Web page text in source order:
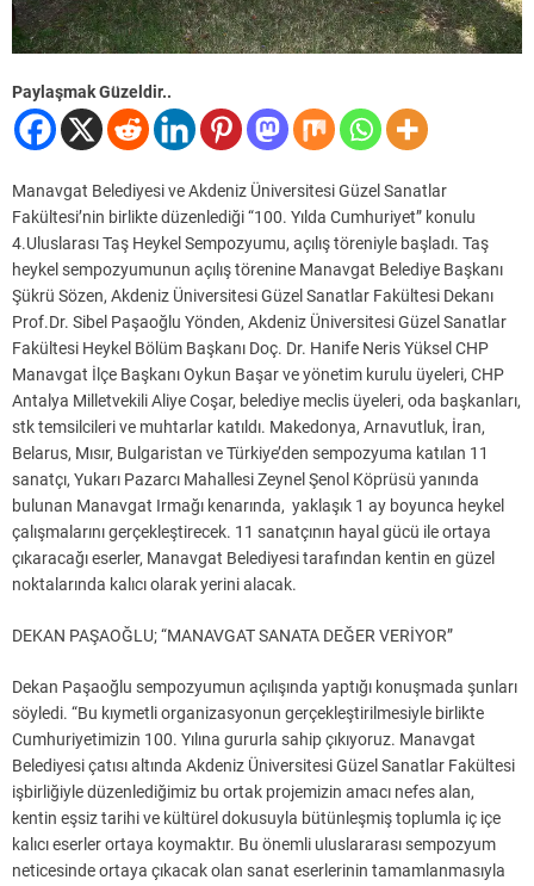
Paylaşmak Güzeldir..
Manavgat Belediyesi ve Akdeniz Üniversitesi Güzel Sanatlar
Fakültesi’nin birlikte düzenlediği “100. Yılda Cumhuriyet” konulu
4.Uluslarası Taş Heykel Sempozyumu, açılış töreniyle başladı. Taş
heykel sempozyumunun açılış törenine Manavgat Belediye Başkanı
Şükrü Sözen, Akdeniz Üniversitesi Güzel Sanatlar Fakültesi Dekanı
Prof.Dr. Sibel Paşaoğlu Yönden, Akdeniz Üniversitesi Güzel Sanatlar
Fakültesi Heykel Bölüm Başkanı Doç. Dr. Hanife Neris Yüksel CHP
Manavgat İlçe Başkanı Oykun Başar ve yönetim kurulu üyeleri, CHP
Antalya Milletvekili Aliye Coşar, belediye meclis üyeleri, oda başkanları,
stk temsilcileri ve muhtarlar katıldı. Makedonya, Arnavutluk, İran,
Belarus, Mısır, Bulgaristan ve Türkiye’den sempozyuma katılan 11
sanatçı, Yukarı Pazarcı Mahallesi Zeynel Şenol Köprüsü yanında
bulunan Manavgat Irmağı kenarında, yaklaşık 1 ay boyunca heykel
çalışmalarını gerçekleştirecek. 11 sanatçının hayal gücü ile ortaya
çıkaracağı eserler, Manavgat Belediyesi tarafından kentin en güzel
noktalarında kalıcı olarak yerini alacak.
DEKAN PAŞAOĞLU; “MANAVGAT SANATA DEĞER VERİYOR”
Dekan Paşaoğlu sempozyumun açılışında yaptığı konuşmada şunları
söyledi. “Bu kıymetli organizasyonun gerçekleştirilmesiyle birlikte
Cumhuriyetimizin 100. Yılına gururla sahip çıkıyoruz. Manavgat
Belediyesi çatısı altında Akdeniz Üniversitesi Güzel Sanatlar Fakültesi
işbirliğiyle düzenlediğimiz bu ortak projemizin amacı nefes alan,
kentin eşsiz tarihi ve kültürel dokusuyla bütünleşmiş toplumla iç içe
kalıcı eserler ortaya koymaktır. Bu önemli uluslararası sempozyum
neticesinde ortaya çıkacak olan sanat eserlerinin tamamlanmasıyla